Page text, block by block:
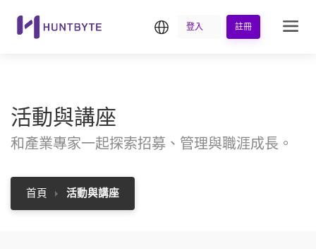
繁中登入 註冊
活動與講座
和產業專家一起探索招募、管理與職涯成長。
首頁 活動與講座